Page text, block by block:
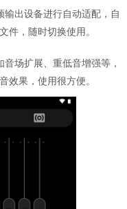
出设备进行自动适配，自
件，随时切换使用。
场扩展、重低音增强等，
效果，使用很方便。